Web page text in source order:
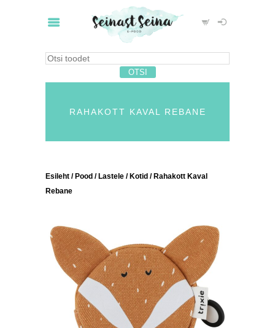
RAHAKOTT KAVAL REBANE
Esileht / Pood / Lastele / Kotid / Rahakott Kaval
Rebane